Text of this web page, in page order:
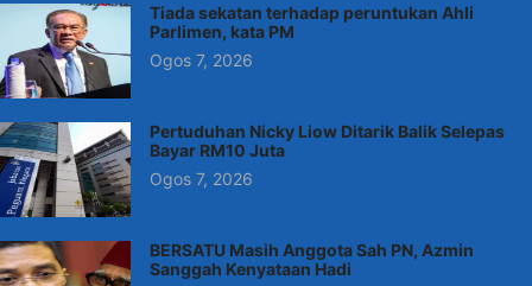
Tiada sekatan terhadap peruntukan Ahli
Parlimen, kata PM
Ogos 7, 2026
Pertuduhan Nicky Liow Ditarik Balik Selepas
Bayar RM10 Juta
Ogos 7, 2026
BERSATU Masih Anggota Sah PN, Azmin
Sanggah Kenyataan Hadi